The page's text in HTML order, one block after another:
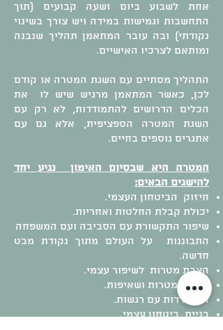
אחת לשבוע ביום ושעה קבועים (תוך
התחשבות וגמישות במידה ויש צורך בשינוי
נקודתי) ובה עובר המתאמן תהליך שנבנה
ומותאם לצרכיו האישיים.
התהליך מסתיים עם השגת המטרה או קודם
לכן, כאשר המתאמן מרגיש שיש לו את
הכלים הדרושים להתמודדות, לא רק עם
השגת המטרה הספציפית, אלא גם עם
אתגרים נוספים בחיים.
המטרה היא שבסיום האימון נגיע יחד
להישגים הבאים:
חיזוק הביטחון העצמי.
יכולת קבלת החלטות ואחריות.
שיפור התקשורת עם הסביבה ועם המשפחה
התבוננות על העולם מתוך נקודת מבט
חדשה.
הצבת מטרות לשיפור עצמי.
מימוש מטרות ושאיפות.
התמודדות עם רגשות.
בניית ביטחון עצמי.